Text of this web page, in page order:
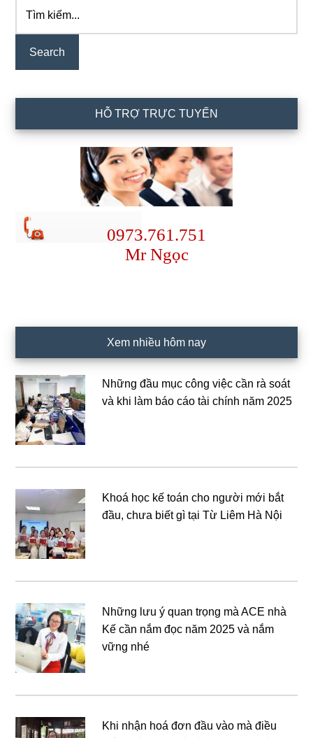
Primary
Sidebar
kiếm...
HỖ TRỢ TRỰC TUYẾN
0973.761.751
Mr Ngọc
Xem nhiều hôm nay
Những đầu mục công việc cần rà soát
và khi làm báo cáo tài chính năm 2025
Khoá học kế toán cho người mới bắt
đầu, chưa biết gì tại Từ Liêm Hà Nội
Những lưu ý quan trọng mà ACE nhà
Kế cần nắm đọc năm 2025 và nắm
vững nhé
Khi nhận hoá đơn đầu vào mà điều